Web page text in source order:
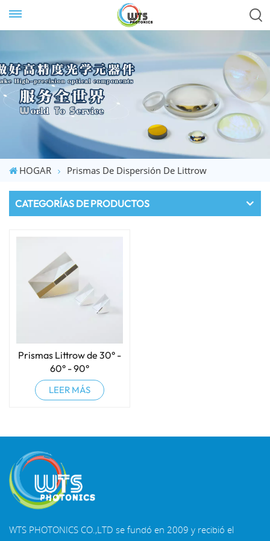
HOGAR Prismas De Dispersión De Littrow
CATEGORÍAS DE PRODUCTOS
Prismas Littrow de 30° -
60° - 90°
LEER MÁS
WTS PHOTONICS CO.,LTD se fundó en 2009 y recibió el